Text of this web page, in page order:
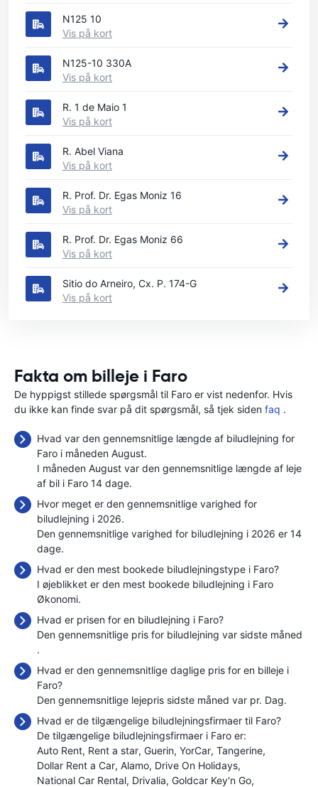
N125 10
Vis på kort
N125-10 330A
Vis på kort
R. 1 de Maio 1
Vis på kort
R. Abel Viana
Vis på kort
R. Prof. Dr. Egas Moniz 16
Vis på kort
R. Prof. Dr. Egas Moniz 66
Vis på kort
Sitio do Arneiro, Cx. P. 174-G
Vis på kort
Fakta om billeje i Faro
De hyppigst stillede spørgsmål til Faro er vist nedenfor. Hvis
du ikke kan finde svar på dit spørgsmål, så tjek siden faq .
Hvad var den gennemsnitlige længde af biludlejning for
Faro i måneden August.
I måneden August var den gennemsnitlige længde af leje
af bil i Faro 14 dage.
Hvor meget er den gennemsnitlige varighed for
biludlejning i 2026.
Den gennemsnitlige varighed for biludlejning i 2026 er 14
dage.
Hvad er den mest bookede biludlejningstype i Faro?
I øjeblikket er den mest bookede biludlejning i Faro
Økonomi.
Hvad er prisen for en biludlejning i Faro?
Den gennemsnitlige pris for biludlejning var sidste måned
.
Hvad er den gennemsnitlige daglige pris for en billeje i
Faro?
Den gennemsnitlige lejepris sidste måned var pr. Dag.
Hvad er de tilgængelige biludlejningsfirmaer til Faro?
De tilgængelige biludlejningsfirmaer i Faro er:
Auto Rent Rent a star Guerin YorCar Tangerine
Dollar Rent a Car Alamo Drive On Holidays
National Car Rental Drivalia Goldcar Key'n Go